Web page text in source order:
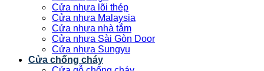
Cửa nhựa lõi thép
Cửa nhựa Malaysia
Cửa nhựa nhà tắm
Cửa nhựa Sài Gòn Door
Cửa nhựa Sungyu
Cửa chống cháy